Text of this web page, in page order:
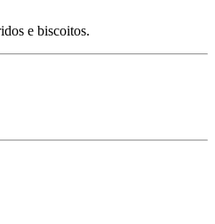
e biscoitos.